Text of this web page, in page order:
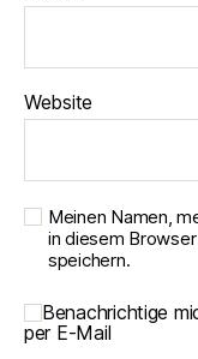
Website
Meinen Namen,
in diesem
speichern.
Benachrichtige
per E-Mail